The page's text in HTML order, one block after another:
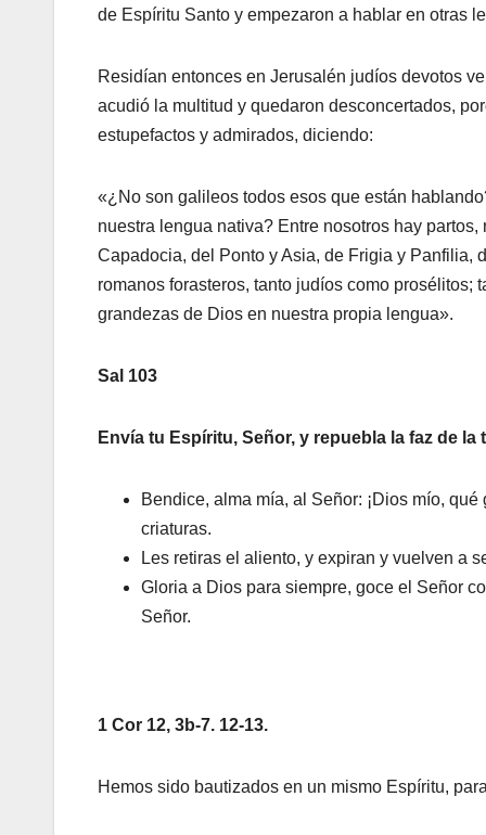
de Espíritu Santo y empezaron a hablar en otras
Residían entonces en Jerusalén judíos devotos
acudió la multitud y quedaron desconcertados,
estupefactos y admirados, diciendo:
«¿No son galileos todos esos que están
nuestra lengua nativa? Entre nosotros hay
Capadocia, del Ponto y Asia, de Frigia y Panfilia,
romanos forasteros, tanto judíos como
grandezas de Dios en nuestra propia lengua».
Sal 103
Envía tu Espíritu, Señor, y repuebla la faz de la
Bendice, alma mía, al Señor: ¡Dios mío,
criaturas.
Les retiras el aliento, y expiran y vuelven a
Gloria a Dios para siempre, goce el Señor
Señor.
1 Cor 12, 3b-7. 12-13.
Hemos sido bautizados en un mismo Espíritu,